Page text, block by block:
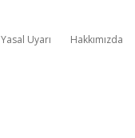
Yasal Uyarı Hakkımızda